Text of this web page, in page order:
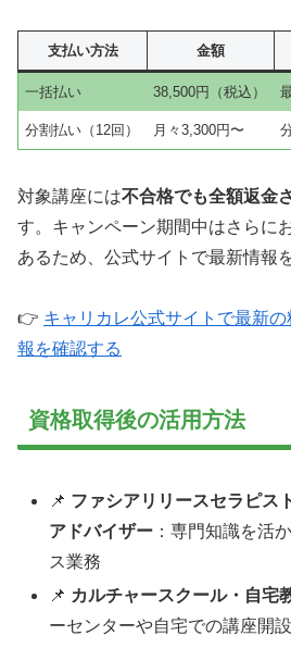
支払い方法 金額
一括払い 38,500円（税込）
分割払い（12回） 月々3,300円〜
対象講座には不合格でも全額返金
す。キャンペーン期間中はさらに
あるため、公式サイトで最新情報
👉 キャリカレ公式サイトで最新
報を確認する
資格取得後の活用方法
📌 ファシアリリースセラピス
アドバイザー ：専門知識を活
ス業務
📌 カルチャースクール・自宅
ーセンターや自宅での講座開設